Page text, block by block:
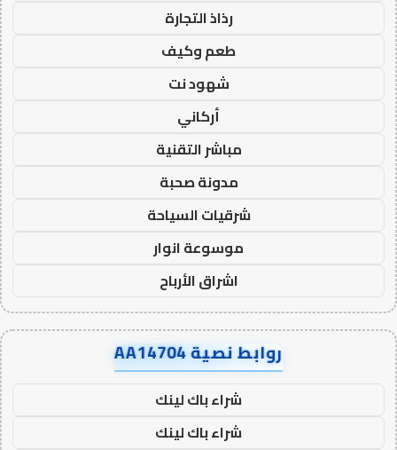
رذاذ التجارة
طعم وكيف
شهود نت
أركاني
مباشر التقنية
مدونة صحبة
شرقيات السياحة
موسوعة انوار
اشراق الأرباح
روابط نصية AA14704
شراء باك لينك
شراء باك لينك